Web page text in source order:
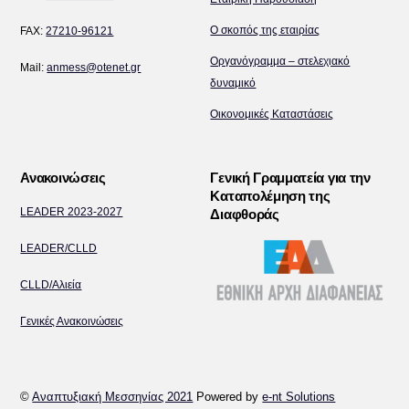
FAX:27210-96121
Mail:anmess@otenet.gr
Ο σκοπός της εταιρίας
Οργανόγραμμα – στελεχιακό
δυναμικό
Οικονομικές Καταστάσεις
Ανακοινώσεις
LEADER 2023-2027
LEADER/CLLD
CLLD/Αλιεία
Γενικές Ανακοινώσεις
Γενική Γραμματεία για την
Καταπολέμηση της
Διαφθοράς
©Αναπτυξιακή Μεσσηνίας 2021 Powered bye-nt Solutions